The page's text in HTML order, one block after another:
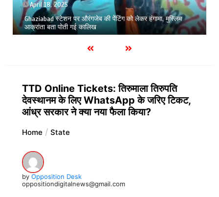
April 18, 2025
Ghaziabad स्टेशन पर औरंगजेब की पेेंटिंग को लेकर हंगामा, मुस्लिम
आक्रांता बता पोती गई कालिख
TTD Online Tickets: तिरुमाला तिरुपति
देवस्थानम के लिए WhatsApp के जरिए टिकट,
आंध्र सरकार ने क्या नया फैला किया?
Home State
by Opposition Desk
oppositiondigitalnews@gmail.com